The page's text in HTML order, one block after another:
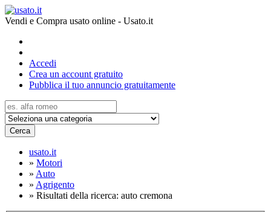
Vendi e Compra usato online - Usato.it
Accedi
Crea un account gratuito
Pubblica il tuo annuncio gratuitamente
Cerca
usato.it
» Motori
» Auto
» Agrigento
» Risultati della ricerca: auto cremona